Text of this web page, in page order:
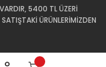
5400 TL ÜZERİ
ÜRÜNLERİMİZDEN